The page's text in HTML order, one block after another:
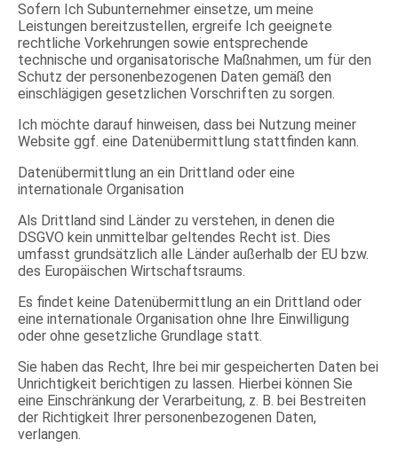
Sofern Ich Subunternehmer einsetze, um meine
Leistungen bereitzustellen, ergreife Ich geeignete
rechtliche Vorkehrungen sowie entsprechende
technische und organisatorische Maßnahmen, um für den
Schutz der personenbezogenen Daten gemäß den
einschlägigen gesetzlichen Vorschriften zu sorgen.
Ich möchte darauf hinweisen, dass bei Nutzung meiner
Website ggf. eine Datenübermittlung stattfinden kann.
Datenübermittlung an ein Drittland oder eine
internationale Organisation
Als Drittland sind Länder zu verstehen, in denen die
DSGVO kein unmittelbar geltendes Recht ist. Dies
umfasst grundsätzlich alle Länder außerhalb der EU bzw.
des Europäischen Wirtschaftsraums.
Es findet keine Datenübermittlung an ein Drittland oder
eine internationale Organisation ohne Ihre Einwilligung
oder ohne gesetzliche Grundlage statt.
Sie haben das Recht, Ihre bei mir gespeicherten Daten bei
Unrichtigkeit berichtigen zu lassen. Hierbei können Sie
eine Einschränkung der Verarbeitung, z. B. bei Bestreiten
der Richtigkeit Ihrer personenbezogenen Daten,
verlangen.